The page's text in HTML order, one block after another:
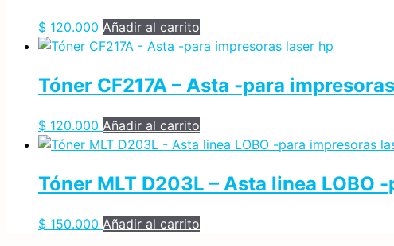
$ 120.000 Añadir al carrito
Tóner CF217A – Asta -para
$ 120.000 Añadir al carrito
Tóner MLT D203L – Asta linea LOBO
$ 150.000 Añadir al carrito